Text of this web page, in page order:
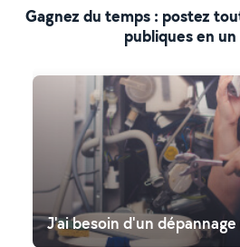
Gagnez du temps : postez
publiques en
J'ai besoin d'un